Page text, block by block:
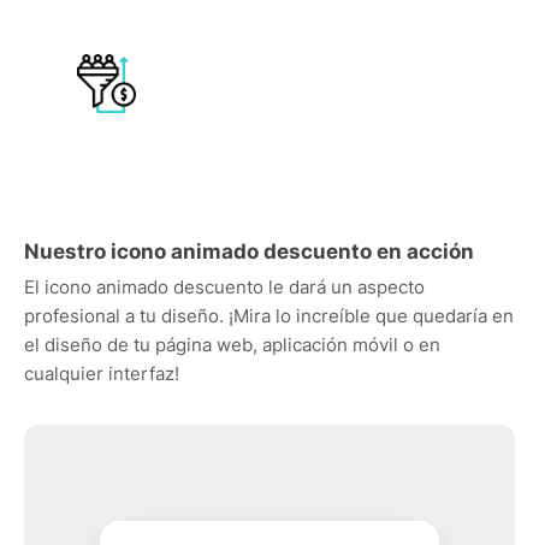
Nuestro icono animado descuento en acción
El icono animado descuento le dará un aspecto
profesional a tu diseño. ¡Mira lo increíble que quedaría en
el diseño de tu página web, aplicación móvil o en
cualquier interfaz!